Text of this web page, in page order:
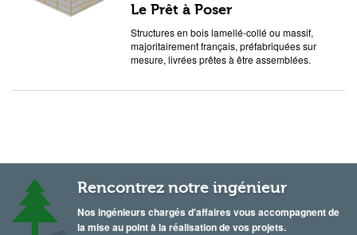
Le Prêt à Poser
Structures en bois lamellé-collé ou massif,
majoritairement français, préfabriquées sur
mesure, livrées prêtes à être assemblées.
Rencontrez notre ingénieur
Nos ingénieurs chargés d'affaires vous accompagnent de
la mise au point à la réalisation de vos projets.